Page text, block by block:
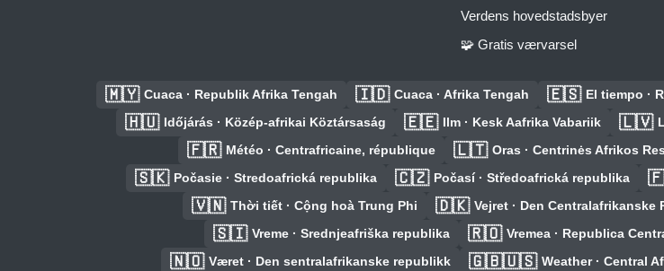
Verdens hovedstadsbyer
🧩 Gratis værvarsel
🇲🇾 Cuaca · Republik Afrika Tengah 🇮🇩 Cuaca · Afrika Tengah 🇪🇸 El tiempo ·
🇭🇺 Időjárás · Közép-afrikai Köztársaság 🇪🇪 Ilm · Kesk Aafrika Vabariik 🇱🇻
🇫🇷 Météo · Centrafricaine, république 🇱🇹 Oras · Centrinės Afrikos
🇸🇰 Počasie · Stredoafrická republika 🇨🇿 Počasí · Středoafrická republika
🇻🇳 Thời tiết · Cộng hoà Trung Phi 🇩🇰 Vejret · Den Centralafrikanske
🇸🇮 Vreme · Srednjeafriška republika 🇷🇴 Vremea · Republica
🇳🇴 Været · Den sentralafrikanske republikk 🇬🇧🇺🇸 Weather · Central